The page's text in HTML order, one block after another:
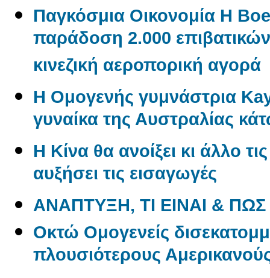
Παγκόσμια Οικονομία Η
παράδοση 2.000
κινεζική αεροπορική αγορά
Η Ομογενής γυμνάστρια
γυναίκα της Αυστραλίας
Η Κίνα θα ανοίξει κι άλλο
αυξήσει τις εισαγωγές
ΑΝΑΠΤΥΞΗ, ΤΙ ΕΙΝΑΙ &
Oκτώ Ομογενείς
πλουσιότερους